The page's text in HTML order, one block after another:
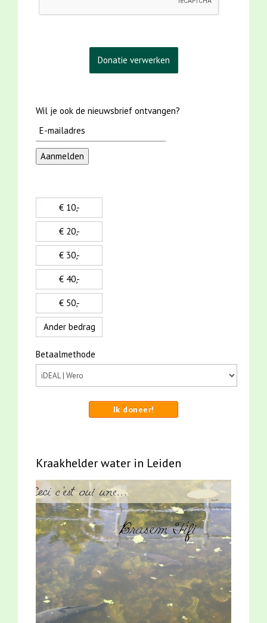
Wil je ook de nieuwsbrief ontvangen?
€ 10,-
€ 20,-
€ 30,-
€ 40,-
€ 50,-
Ander bedrag
Betaalmethode
Ik doneer!
Kraakhelder water in Leiden